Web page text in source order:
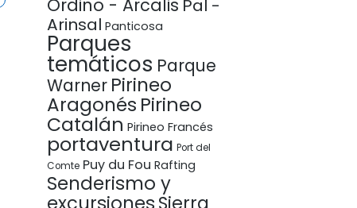
Ordino - Arcalis Pal -
Arinsal Panticosa
Parques
temáticos Parque
Warner Pirineo
Aragonés Pirineo
Catalán Pirineo Francés
portaventura Port del
Comte Puy du Fou Rafting
Senderismo y